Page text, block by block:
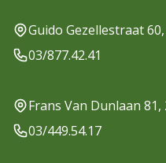
Guido Gezellestraat
03/877.42.41
Frans Van Dunlaan
03/449.54.17